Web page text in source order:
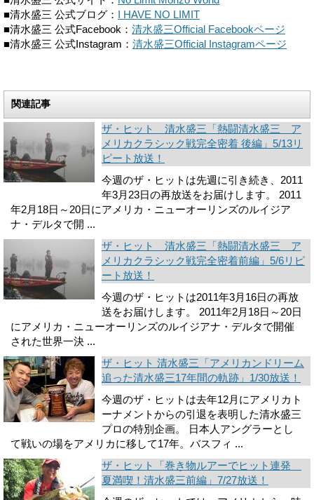
■清水盛三 公式ブログ：
I HAVE NO LIMIT
■清水盛三 公式Facebook： 清水盛三Official Facebookページ
■清水盛三 公式Instagram： 清水盛三Official Instagramページ
関連記事
ザ・ヒット 清水盛三「熱闘清水盛三 ア
メリカクラシック戦完全密着 後編」5/13リ
ピート放送！
今週のザ・ヒットは先週に引き続き、2011
年3月23日の再放送をお届けします。 2011
年2月18日～20日にアメリカ・ニューオーリンズのルイジア
ナ・デルタで開 ...
ザ・ヒット 清水盛三「熱闘清水盛三 ア
メリカクラシック戦完全密着前編」5/6リピ
ート放送！
今週のザ・ヒットは2011年3月16日の再放
送をお届けします。 2011年2月18日～20日
にアメリカ・ニューオーリンズのルイジアナ・デルタで開催
された世界一決 ...
ザ・ヒット 清水盛三「アメリカンドリーム
追った清水盛三17年間の軌跡」1/30放送！
今週のザ・ヒットは去年12月にアメリカト
ーナメントからの引退を表明した清水盛三
プロの特別企画。 日本人アングラーとし
て戦いの場をアメリカに移して17年。バスフィ ...
ザ・ヒット「巻き物ルアーでヒット連発
夏満喫！清水盛三前編」7/27放送！